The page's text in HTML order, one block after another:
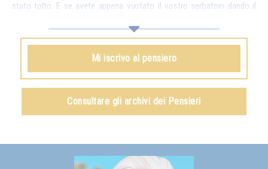
stato tolto. E se avete appena vuotato il vostro serbatoio dando il
subito qualcosa per riempirvi.*
Omraam Mikhaël Aïvanhov
Vedi ancheCreazione artistica e creazione spirituale,
capitolo VIII
Mi iscrivo al pensiero
Consultare gli archivi dei Pensieri